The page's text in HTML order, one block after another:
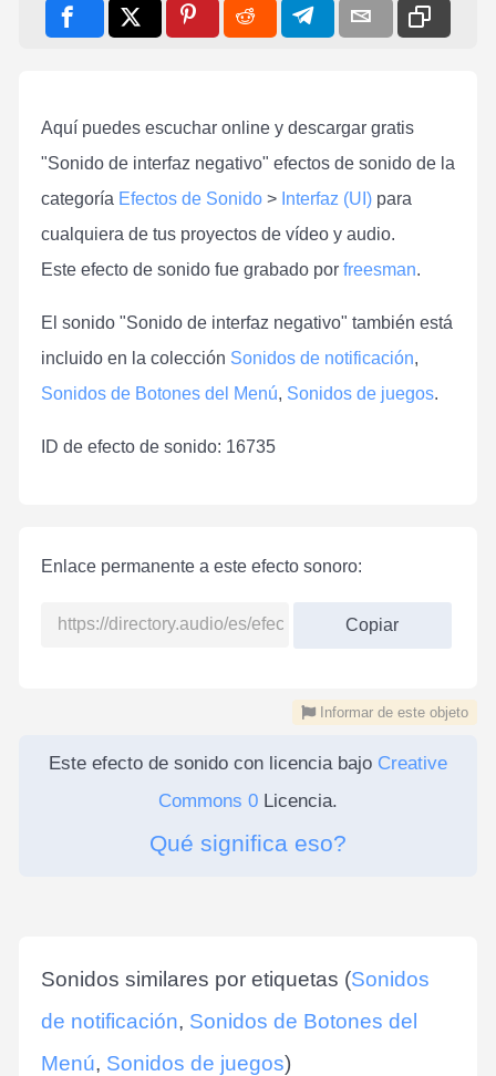
Aquí puedes escuchar online y descargar gratis
"Sonido de interfaz negativo" efectos de sonido de la
categoría Efectos de Sonido > Interfaz (UI) para
cualquiera de tus proyectos de vídeo y audio.
Este efecto de sonido fue grabado por freesman.
El sonido "Sonido de interfaz negativo" también está
incluido en la colección Sonidos de notificación,
Sonidos de Botones del Menú, Sonidos de juegos.
ID de efecto de sonido: 16735
Enlace permanente a este efecto sonoro:
Copiar
Informar de este objeto
Este efecto de sonido con licencia bajo Creative
Commons 0 Licencia.
Qué significa eso?
Sonidos similares por etiquetas (Sonidos
de notificación, Sonidos de Botones del
Menú, Sonidos de juegos)